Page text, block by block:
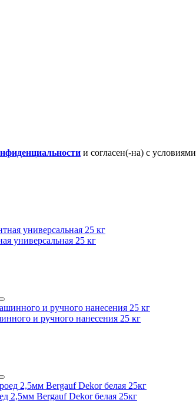
и согласен(-на) с условиями
универсальная 25 кг
и ручного нанесения 25 кг
2,5мм Bergauf Dekor белая 25кг